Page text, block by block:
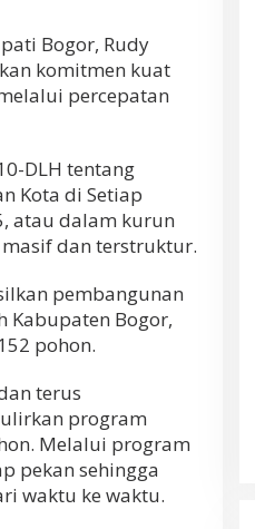
Bogor, Rudy
komitmen kuat
percepatan
DLH tentang
Kota di Setiap
atau dalam kurun
dan terstruktur.
pembangunan
Kabupaten Bogor,
pohon.
terus
program
Melalui program
pekan sehingga
waktu ke waktu.